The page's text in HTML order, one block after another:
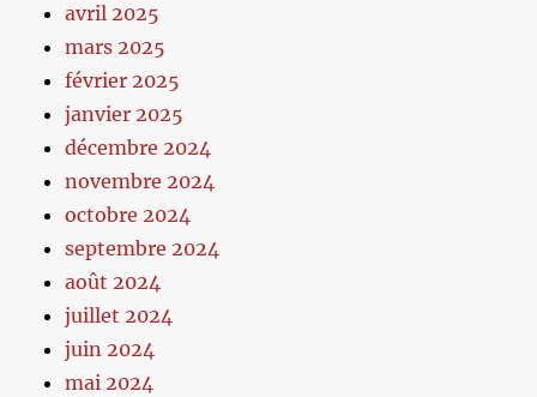
avril 2025
mars 2025
février 2025
janvier 2025
décembre 2024
novembre 2024
octobre 2024
septembre 2024
août 2024
juillet 2024
juin 2024
mai 2024